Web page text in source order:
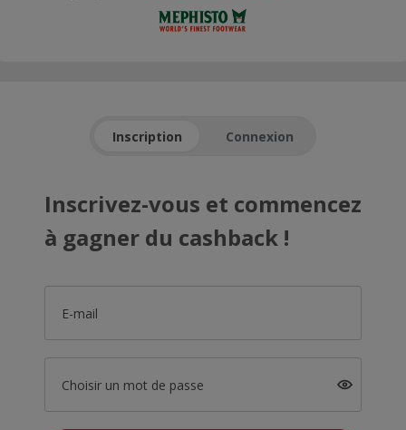
Inscription Connexion
Inscrivez-vous et commencez
à gagner du cashback !
E-mail
Choisir un mot de passe